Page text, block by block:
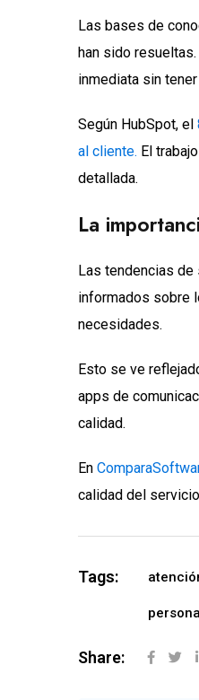
Las bases de
han sido
inmediata sin
Según HubSpot, el
al cliente. El
detallada.
La
Las tendencias
informados sobre
necesidades.
Esto se ve
apps de
calidad.
En
calidad del
Tags:
Share: